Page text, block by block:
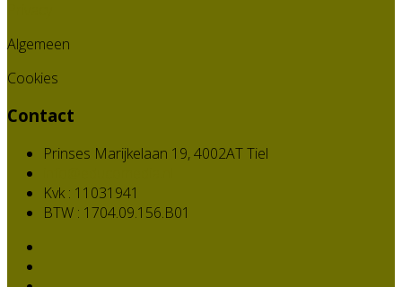
Algemeen
Cookies
Contact
Prinses Marijkelaan 19, 4002AT Tiel
Kvk : 11031941
BTW : 1704.09.156.B01